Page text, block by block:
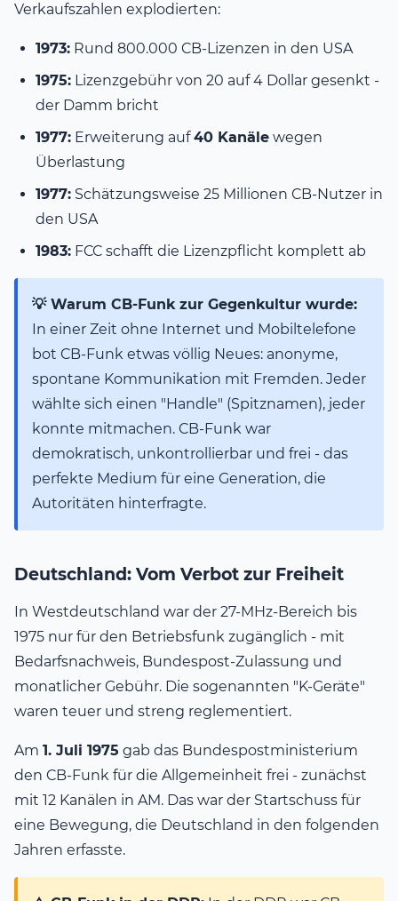
Verkaufszahlen explodierten:
1973: Rund 800.000 CB-Lizenzen in den USA
1975: Lizenzgebühr von 20 auf 4 Dollar gesenkt -
der Damm bricht
1977: Erweiterung auf40 Kanäle wegen
Überlastung
1977: Schätzungsweise 25 Millionen CB-Nutzer in
den USA
1983: FCC schafft die Lizenzpflicht komplett ab
💡 Warum CB-Funk zur Gegenkultur wurde:
In einer Zeit ohne Internet und Mobiltelefone
bot CB-Funk etwas völlig Neues: anonyme,
spontane Kommunikation mit Fremden. Jeder
wählte sich einen "Handle" (Spitznamen), jeder
konnte mitmachen. CB-Funk war
demokratisch, unkontrollierbar und frei - das
perfekte Medium für eine Generation, die
Autoritäten hinterfragte.
Deutschland: Vom Verbot zur Freiheit
In Westdeutschland war der 27-MHz-Bereich bis
1975 nur für den Betriebsfunk zugänglich - mit
Bedarfsnachweis, Bundespost-Zulassung und
monatlicher Gebühr. Die sogenannten "K-Geräte"
waren teuer und streng reglementiert.
Am 1. Juli 1975 gab das Bundespostministerium
den CB-Funk für die Allgemeinheit frei - zunächst
mit 12 Kanälen in AM. Das war der Startschuss für
eine Bewegung, die Deutschland in den folgenden
Jahren erfasste.